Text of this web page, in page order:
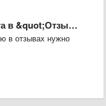
клиентов&quot;
в отзывах нужно